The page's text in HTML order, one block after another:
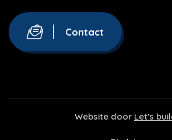
Contact
Website door Let's